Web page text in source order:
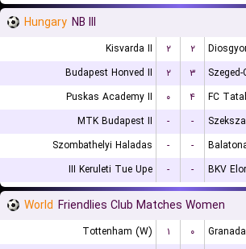
Hungary NB III
Kisvarda II ۲ ۲
Budapest Honved II
۲ ۳
Puskas Academy II
۰ ۴
FC
MTK Budapest II
- -
Szombathelyi Haladas
- -
III Keruleti Tue Upe
- - BKV
World Friendlies Club Matches Women
Tottenham (W) ۱ ۰